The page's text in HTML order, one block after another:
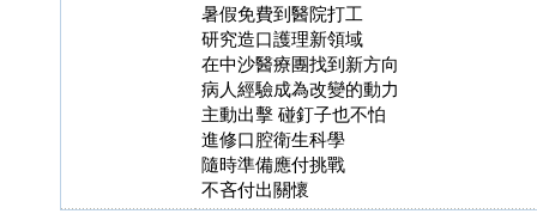
暑假免費到醫院打工
研究造口護理新領域
在中沙醫療團找到新方向
病人經驗成為改變的動力
主動出擊 碰釘子也不怕
進修口腔衛生科學
隨時準備應付挑戰
不吝付出關懷